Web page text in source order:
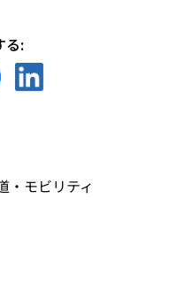
る:
新
で
し
で
・モビリティ